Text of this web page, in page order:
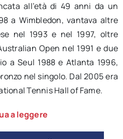
all’età di 49 anni da un
a Wimbledon, vantava altre
nel 1993 e nel 1997, oltre
Open nel 1991 e due
a Seul 1988 e Atlanta 1996,
nel singolo. Dal 2005 era
Tennis Hall of Fame.
a leggere